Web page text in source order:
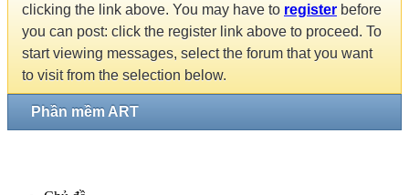
clicking the link above. You may have to register before
you can post: click the register link above to proceed. To
start viewing messages, select the forum that you want
to visit from the selection below.
Phần mềm ART